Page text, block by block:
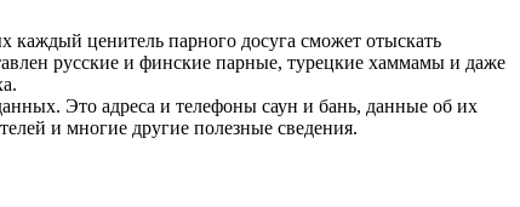
каждый ценитель парного досуга сможет отыскать
русские и финские парные, турецкие хаммамы и даже
Это адреса и телефоны саун и бань, данные об их
и многие другие полезные сведения.